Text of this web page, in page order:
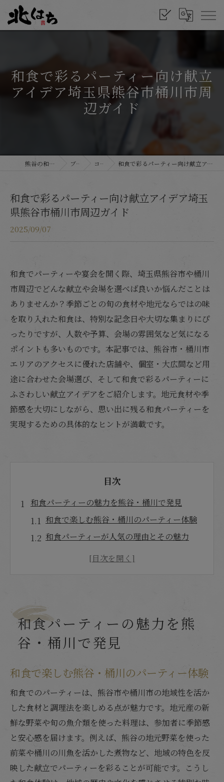
和食で彩るパーティー向け献立
アイデア埼玉県熊谷市桶川市周
辺ガイド
熊谷の和食なら北はち ブログ コラム 和食で彩るパーティー向け献立アイデア埼玉県熊谷市桶川市周辺ガイド
和食で彩るパーティー向け献立アイデア埼玉
県熊谷市桶川市周辺ガイド
2025/09/07
和食でパーティーや宴会を開く際、埼玉県熊谷市や桶川
市周辺でどんな献立や会場を選べば良いか悩んだことは
ありませんか？季節ごとの旬の食材や地元ならではの味
を取り入れた和食は、特別な記念日や大切な集まりにぴ
ったりですが、人数や予算、会場の雰囲気など気になる
ポイントも多いものです。本記事では、熊谷市・桶川市
エリアのアクセスに優れた店舗や、個室・大広間など用
途に合わせた会場選び、そして和食で彩るパーティーに
ふさわしい献立アイデアをご紹介します。地元食材や季
節感を大切にしながら、思い出に残る和食パーティーを
実現するための具体的なヒントが満載です。
目次
和食パーティーの魅力を熊谷・桶川で発見
和食で楽しむ熊谷・桶川のパーティー体験
和食パーティーが人気の理由とその魅力
熊谷・桶川で選ぶ和食の集い方ポイント
和食スタイルで叶える思い出深い集い提案
季節感あふれる和食献立で特別な集いを演出
旬の食材を活かした和食献立のポイント
和食の季節感が引き立つ集いの演出方法
和食宴会で四季を味わう献立の選び方
季節限定の和食献立が特別な場を彩る理由
和食で楽しむ季節感あるパーティー計画
宴会や記念日に選びたい和食のアイデア集
和食が主役の宴会向け献立アイデア提案
和食パーティーの魅力を熊
谷・桶川で発見
和食で楽しむ熊谷・桶川のパーティー体験
和食でのパーティーは、熊谷市や桶川市の地域性を活か
した食材と調理法を楽しめる点が魅力です。地元産の新
鮮な野菜や旬の魚介類を使った料理は、参加者に季節感
と安心感を届けます。例えば、熊谷の地元野菜を使った
前菜や桶川の川魚を活かした煮物など、地域の特色を反
映した献立でパーティーを彩ることが可能です。こうし